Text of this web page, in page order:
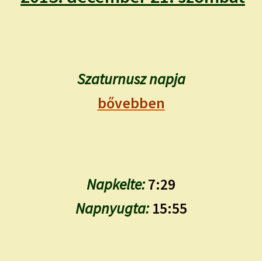
IRATKOZZ FEL A VIDEÓ CSATORNÁNKRA!
TAROT ELEMZÉS MEGRENDELÉSE LIMITÁLT!
Szaturnusz napja
bővebben
Napkelte:7:29
Napnyugta:15:55